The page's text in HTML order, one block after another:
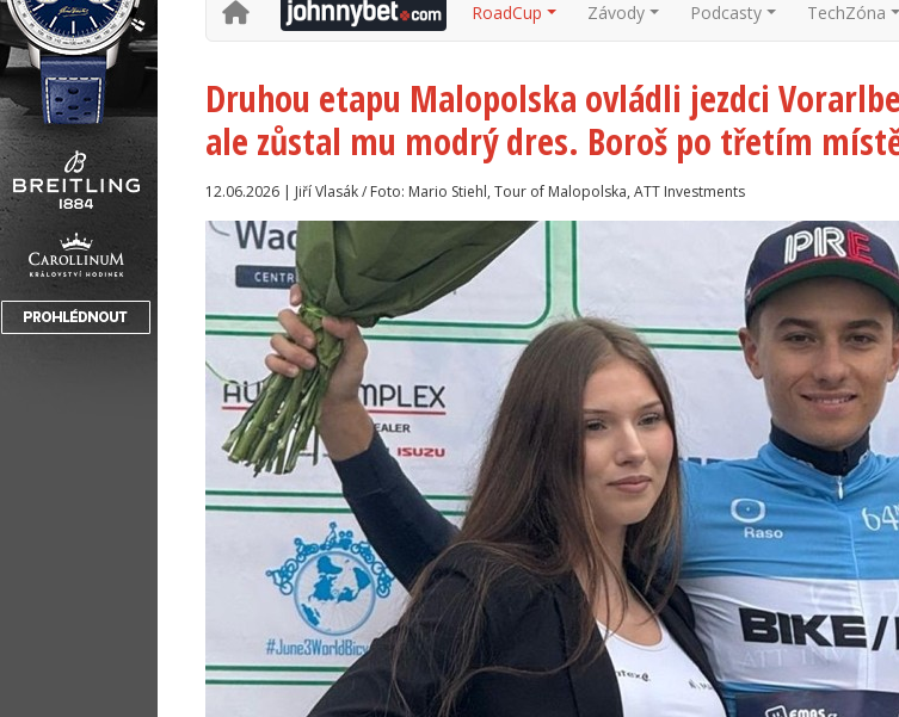
RoadCup
Závody Podcasty TechZóna
Druhou etapu Malopolska ovládli jezdci
ale zůstal mu modrý dres. Boroš po třetím
12.06.2026 | Jiří Vlasák / Foto: Mario Stiehl, Tour of Malopolska, ATT Investments